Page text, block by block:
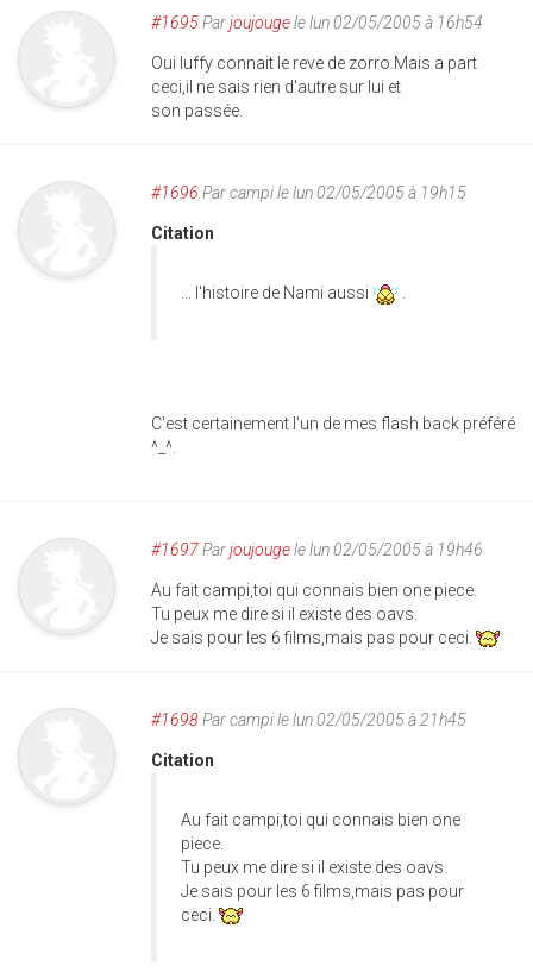
#1695Parjoujougele lun 02/05/2005 à 16h54
Oui luffy connait le reve de zorro.Mais a part
ceci,il ne sais rien d'autre sur lui et
son passée.
#1696 Parcampile lun 02/05/2005 à 19h15
Citation
... l'histoire de Nami aussi
C'est certainement l'un de mes flash back préféré
^_^.
#1697Parjoujougele lun 02/05/2005 à 19h46
Au fait campi,toi qui connais bien one piece.
Tu peux me dire si il existe des oavs.
Je sais pour les 6 films,mais pas pour ceci.
#1698Parcampile lun 02/05/2005 à 21h45
Citation
Au fait campi,toi qui connais bien one
piece.
Tu peux me dire si il existe des oavs.
Je sais pour les 6 films,mais pas pour
ceci.